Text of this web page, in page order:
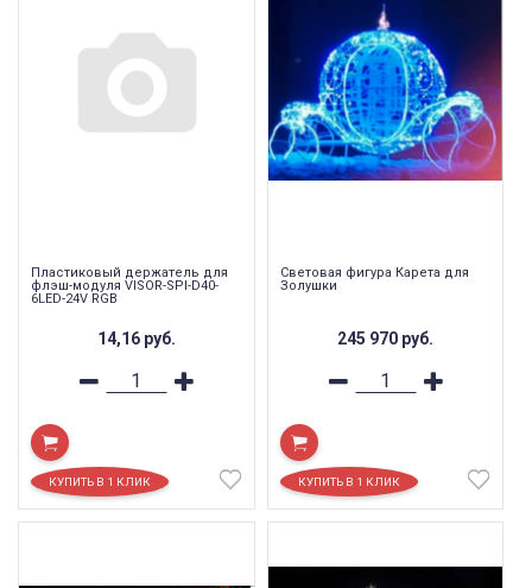
Пластиковый держатель для
флэш-модуля VISOR-SPI-D40-
6LED-24V RGB
14,16 руб.
Световая фигура Карета для
Золушки
245 970 руб.